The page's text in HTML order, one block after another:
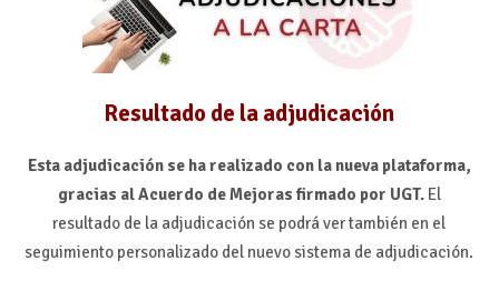
Resultado de la adjudicación
Esta adjudicación se ha realizado con la nueva plataforma,
gracias al Acuerdo de Mejoras firmado por UGT. El
resultado de la adjudicación se podrá ver también en el
seguimiento personalizado del nuevo sistema de adjudicación.